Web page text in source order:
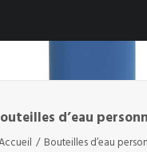
d’eau
Bouteilles d’eau